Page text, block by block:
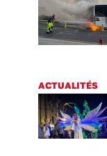
ACTUALITÉS